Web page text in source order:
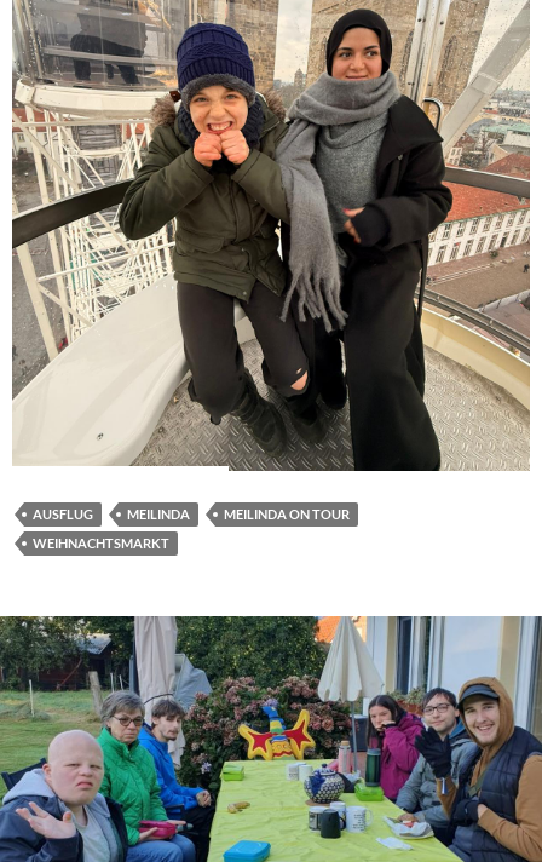
AUSFLUG MEILINDA
MEILINDA ON TOUR
WEIHNACHTSMARKT